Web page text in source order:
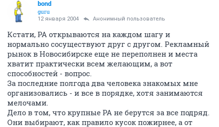
bond
guru
12 января 2004 Анонимный пользователь
Кстати, РА открываются на каждом шагу и
нормально сосуществуют друг с другом. Рекламный
рынок в Новосибирске еще не переполнен и места
хватит практически всем желающим, а вот
способностей - вопрос.
За последние полгода два человека знакомых мне
организовались - и все в порядке, хотя занимаются
мелочами.
Дело в том, что крупные РА не берутся за все подряд.
Они выбирают, как правило кусок пожирнее, а от